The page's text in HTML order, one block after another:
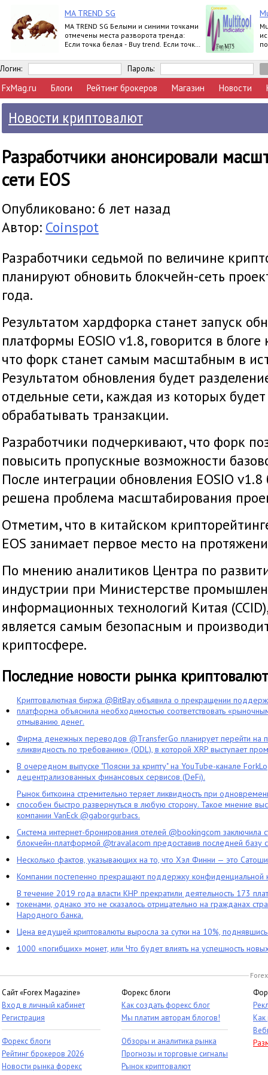
MA TREND SG
MA TREND SG Белыми и синими точками
отмечены места разворота тренда:
Если точка белая - Buy trend. Если точка
Логин: Пароль:
FxMag.ru Блоги Рейтинг брокеров Магазин Новости
Новости криптовалют
Разработчики анонсировали
сети EOS
Опубликовано: 6 лет назад
Автор: Coinspot
Разработчики седьмой по величине
планируют обновить блокчейн-сеть
года.
Результатом хардфорка станет запуск
платформы EOSIO v1.8, говорится в
что форк станет самым масштабным в
Результатом обновления будет
отдельные сети, каждая из которых
обрабатывать транзакции.
Разработчики подчеркивают, что форк
повысить пропускные возможности
После интеграции обновления EOSIO v1.8
решена проблема масштабирования
Отметим, что в китайском
EOS занимает первое место на
По мнению аналитиков Центра по
индустрии при Министерстве
информационных технологий Китая
является самым безопасным и
криптосфере.
Последние новости рынка криптовалют
Криптовалютная биржа @BitBay объявила о прекращении
платформа объяснила необходимостью соответствовать
отмыванию денег.
Фирма денежных переводов @TransferGo планирует перейти на
«ликвидность по требованию» (ODL), в которой XRP выступает
В очередном выпуске "Поясни за крипту" на YouTube-канале
децентрализованных финансовых сервисов (DeFi).
Рынок биткоина стремительно теряет ликвидность при
способен быстро развернуться в любую сторону. Такое мнение
компании VanEck @gaborgurbacs.
Система интернет-бронирования отелей @bookingcom заключила
блокчейн-платформой @travalacom предоставив последней базу
Несколько фактов, указывающих на то, что Хэл Финни — это
Компании постепенно прекращают поддержку конфиденциальной
В течение 2019 года власти КНР прекратили деятельность 173
токенами, однако это не сказалось отрицательно на гражданах
Народного банка.
Цена ведущей криптовалюты выросла за сутки на 10%,
1000 «погибших» монет, или Что будет влиять на успешность
Сайт «Forex Magazine»
Вход в личный кабинет
Регистрация
Форекс блоги
Рейтинг брокеров 2026
Новости рынка форекс
Форекс блоги
Как создать форекс блог
Мы платим авторам блогов!
Обзоры и аналитика рынка
Прогнозы и торговые сигналы
Рынок криптовалют
Как